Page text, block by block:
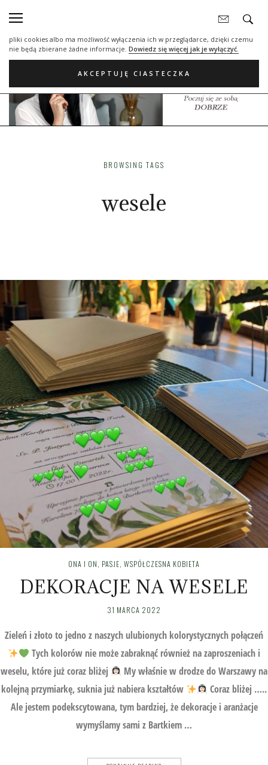
statystycznych, reklamowych oraz funkcjonalnych. Dzięki nim możemy
pliki cookies albo ma możliwość wyłączenia ich w przeglądarce, dzięki czemu
nie będą zbierane żadne informacje. Dowiedz się więcej jak je wyłączyć.
AKCEPTUJĘ CIASTECZKA
BROWSING TAGS
wesele
ONA I ON, PASJE, WSPÓŁCZESNA KOBIETA
DEKORACJE NA WESELE
31 MARCA 2022
Zieleń i złoto to jedno z naszych ulubionych kolorystycznych połączeń
Tych kolorów nie może zabraknąć również na zaproszeniach i
weselu, które już coraz bliżej
My właśnie w drodze do Warszawy na
kolejną przymiarkę, suknia już nabiera kształtów
Coraz bliżej …..
Ale jestem podekscytowana, tym bardziej, że dekoracje i aranżacje
wymyślamy sami z Bartkiem …